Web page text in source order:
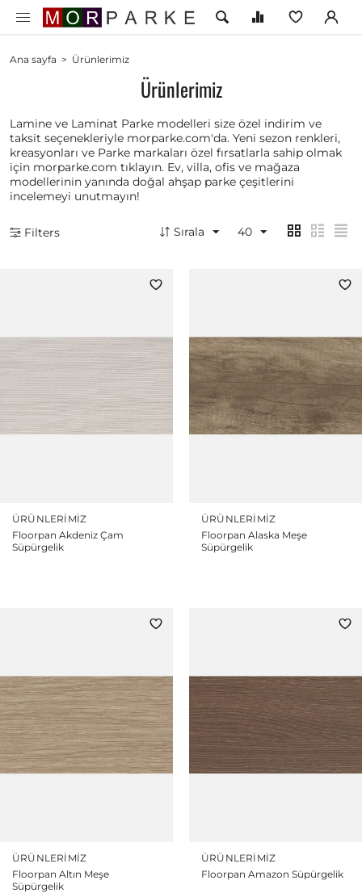
Ana sayfa > Ürünlerimiz
Ürünlerimiz
Lamine ve Laminat Parke modelleri size özel indirim ve
taksit seçenekleriyle morparke.com'da. Yeni sezon renkleri,
kreasyonları ve Parke markaları özel fırsatlarla sahip olmak
için morparke.com tıklayın. Ev, villa, ofis ve mağaza
modellerinin yanında doğal ahşap parke çeşitlerini
incelemeyi unutmayın!
Filters Sırala 40
ÜRÜNLERIMIZ
Floorpan Akdeniz Çam
Süpürgelik
ÜRÜNLERIMIZ
Floorpan Alaska Meşe
Süpürgelik
ÜRÜNLERIMIZ
Floorpan Altın Meşe
Süpürgelik
ÜRÜNLERIMIZ
Floorpan Amazon Süpürgelik